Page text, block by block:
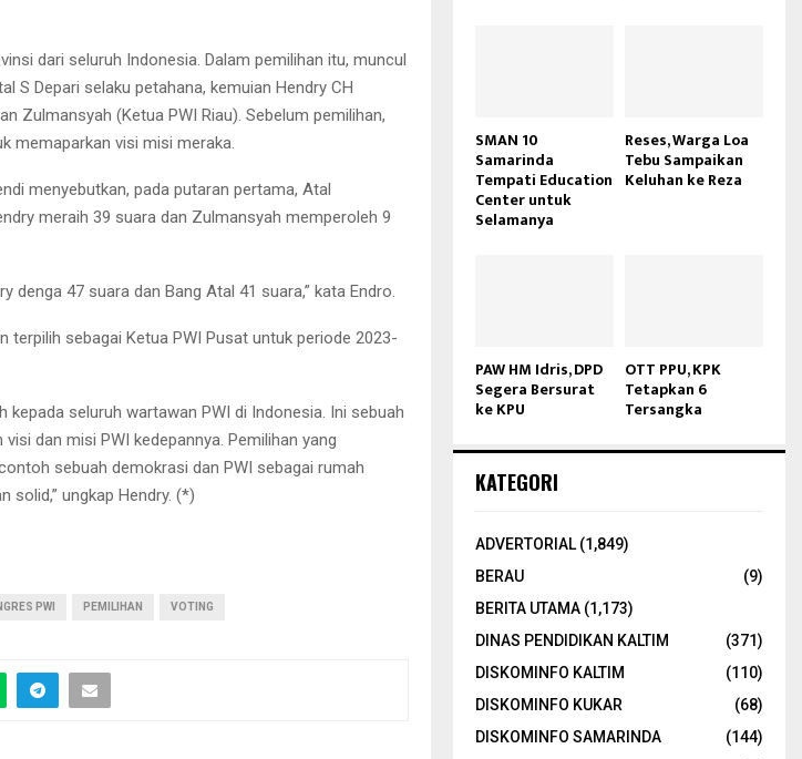
dari seluruh Indonesia. Dalam pemilihan itu, muncul
S Depari selaku petahana, kemuian Hendry CH
Zulmansyah (Ketua PWI Riau). Sebelum pemilihan,
memaparkan visi misi meraka.
menyebutkan, pada putaran pertama, Atal
meraih 39 suara dan Zulmansyah memperoleh 9
denga 47 suara dan Bang Atal 41 suara,” kata Endro.
terpilih sebagai Ketua PWI Pusat untuk periode 2023-
kepada seluruh wartawan PWI di Indonesia. Ini sebuah
dan misi PWI kedepannya. Pemilihan yang
sebuah demokrasi dan PWI sebagai rumah
solid,” ungkap Hendry. (*)
PWI PEMILIHAN VOTING
SMAN 10
Samarinda
Tempati Education
Center untuk
Selamanya
Reses, Warga Loa
Tebu Sampaikan
Keluhan ke Reza
PAW HM Idris, DPD
Segera Bersurat
ke KPU
OTT PPU, KPK
Tetapkan 6
Tersangka
KATEGORI
ADVERTORIAL(1,849)
BERAU
(9)
BERITA UTAMA (1,173)
DINAS PENDIDIKAN KALTIM
(371)
DISKOMINFO KALTIM
(110)
DISKOMINFO KUKAR
(68)
DISKOMINFO SAMARINDA
(144)